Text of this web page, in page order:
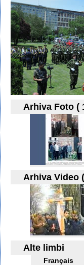
Arhiva Foto (
Arhiva Video
Alte limbi
Français